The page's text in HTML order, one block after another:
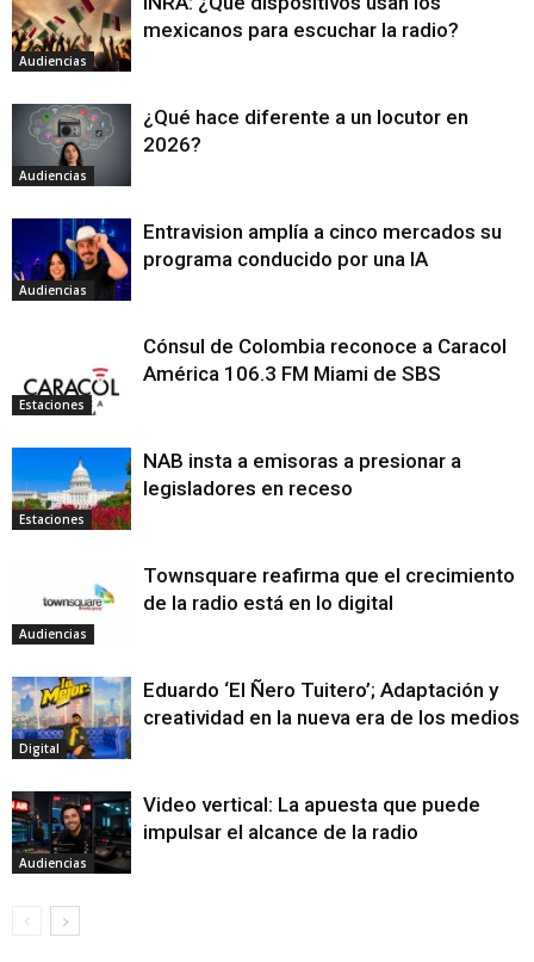
Audiencias
mexicanos para escuchar la radio?
Audiencias
¿Qué hace diferente a un locutor en
2026?
Audiencias
Entravision amplía a cinco mercados su
programa conducido por una IA
Estaciones
Cónsul de Colombia reconoce a Caracol
América 106.3 FM Miami de SBS
Estaciones
NAB insta a emisoras a presionar a
legisladores en receso
Audiencias
Townsquare reafirma que el crecimiento
de la radio está en lo digital
Digital
Eduardo ‘El Ñero Tuitero’; Adaptación y
creatividad en la nueva era de los medios
Audiencias
Video vertical: La apuesta que puede
impulsar el alcance de la radio